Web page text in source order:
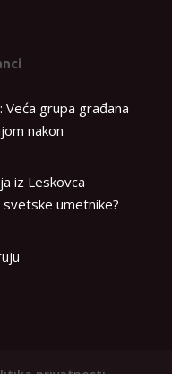
Veća grupa građana
nakon
iz Leskovca
umetnike?